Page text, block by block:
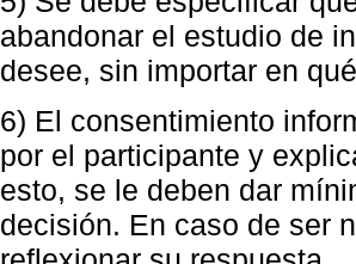
abandonar el estudio de
desee, sin importar en
6) El consentimiento
por el participante y
esto, se le deben dar
decisión. En caso de ser